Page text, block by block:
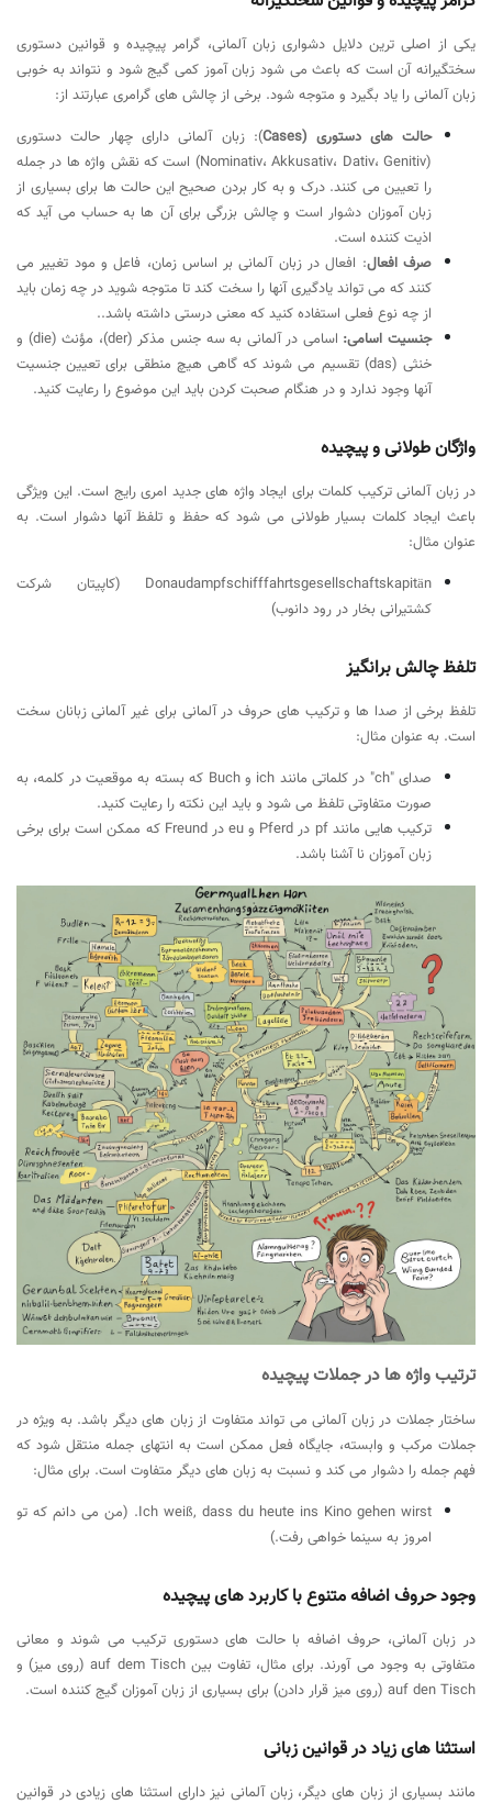
یکی از اصلی ترین دلایل دشواری زبان آلمانی، گرامر پیچیده و قوانین دستوری
سختگیرانه آن است که باعث می شود زبان آموز کمی گیج شود و نتواند به خوبی
زبان آلمانی را یاد بگیرد و متوجه شود. برخی از چالش های گرامری عبارتند از:
حالت های دستوری (Cases
): زبان آلمانی دارای چهار حالت دستوری
(Nominativ، Akkusativ، Dativ، Genitiv) است که نقش واژه ها در جمله
را تعیین می کنند. درک و به کار بردن صحیح این حالت ها برای بسیاری از
زبان آموزان دشوار است و چالش بزرگی برای آن ها به حساب می آید که
اذیت کننده است.
صرف افعال: افعال در زبان آلمانی بر اساس زمان، فاعل و مود تغییر می
کنند که می تواند یادگیری آنها را سخت کند تا متوجه شوید در چه زمان باید
از چه نوع فعلی استفاده کنید که معنی درستی داشته باشد..
جنسیت اسامی:
اسامی در آلمانی به سه جنس مذکر (der)، مؤنث (die) و
خنثی (das) تقسیم می شوند که گاهی هیچ منطقی برای تعیین جنسیت
آنها وجود ندارد و در هنگام صحبت کردن باید این موضوع را رعایت کنید.
واژگان طولانی و پیچیده
در زبان آلمانی ترکیب کلمات برای ایجاد واژه های جدید امری رایج است. این ویژگی
باعث ایجاد کلمات بسیار طولانی می شود که حفظ و تلفظ آنها دشوار است. به
عنوان مثال:
Donaudampfschifffahrtsgesellschaftskapitän (کاپیتان شرکت
کشتیرانی بخار در رود دانوب)
تلفظ چالش برانگیز
تلفظ برخی از صدا ها و ترکیب های حروف در آلمانی برای غیر آلمانی زبانان سخت
است. به عنوان مثال:
صدای "ch" در کلماتی مانند ich و Buch که بسته به موقعیت در کلمه، به
صورت متفاوتی تلفظ می شود و باید این نکته را رعایت کنید.
ترکیب هایی مانند pf در Pferd و eu در Freund که ممکن است برای برخی
زبان آموزان نا آشنا باشد.
ترتیب واژه ها در جملات پیچیده
ساختار جملات در زبان آلمانی می تواند متفاوت از زبان های دیگر باشد. به ویژه در
جملات مرکب و وابسته، جایگاه فعل ممکن است به انتهای جمله منتقل شود که
فهم جمله را دشوار می کند و نسبت به زبان های دیگر متفاوت است. برای مثال:
Ich weiß, dass du heute ins Kino gehen wirst. (من می دانم که تو
امروز به سینما خواهی رفت.)
وجود حروف اضافه متنوع با کاربرد های پیچیده
در زبان آلمانی، حروف اضافه با حالت های دستوری ترکیب می شوند و معانی
متفاوتی به وجود می آورند. برای مثال، تفاوت بین auf dem Tisch (روی میز) و
auf den Tisch (روی میز قرار دادن) برای بسیاری از زبان آموزان گیج کننده است.
استثنا های زیاد در قوانین زبانی
مانند بسیاری از زبان های دیگر، زبان آلمانی نیز دارای استثنا های زیادی در قوانین